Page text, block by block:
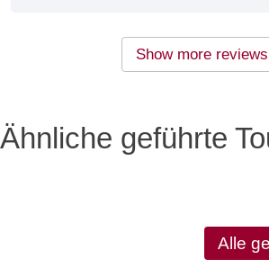
Show more reviews
Ähnliche geführte
Alle